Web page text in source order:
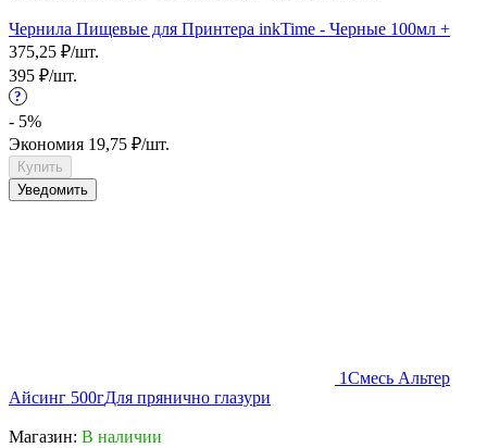
Чернила Пищевые для Принтера inkTime - Черные 100мл +
375,25 ₽/шт.
395 ₽/шт.
?
- 5%
Экономия 19,75 ₽/шт.
Купить
Уведомить
1Смесь Альтер
Айсинг 500гДля прянично глазури
Магазин: В наличии